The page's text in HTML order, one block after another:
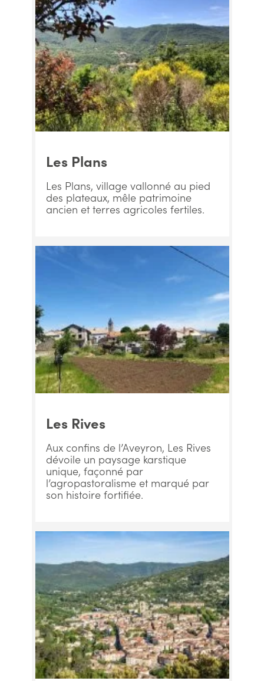
Les Plans
Les Plans, village vallonné au pied
des plateaux, mêle patrimoine
ancien et terres agricoles fertiles.
Les Rives
Aux confins de l’Aveyron, Les Rives
dévoile un paysage karstique
unique, façonné par
l’agropastoralisme et marqué par
son histoire fortifiée.